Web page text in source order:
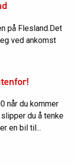
på Flesland.Det
ved ankomst
når du kommer
du å tenke
en bil til...